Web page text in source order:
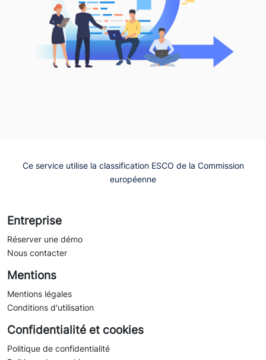
Ce service utilise la classification ESCO de la Commission
européenne
Entreprise
Réserver une démo
Nous contacter
Mentions
Mentions légales
Conditions d'utilisation
Confidentialité et cookies
Politique de confidentialité